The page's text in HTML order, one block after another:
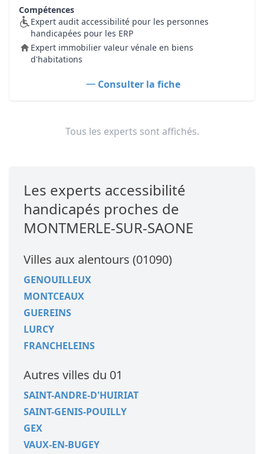
Compétences
Expert audit accessibilité pour les personnes
handicapées pour les ERP
Expert immobilier valeur vénale en biens
d'habitations
Consulter la fiche
Tous les experts sont affichés.
Les experts accessibilité
handicapés proches de
MONTMERLE-SUR-SAONE
Villes aux alentours (01090)
GENOUILLEUX
MONTCEAUX
GUEREINS
LURCY
FRANCHELEINS
Autres villes du 01
SAINT-ANDRE-D'HUIRIAT
SAINT-GENIS-POUILLY
GEX
VAUX-EN-BUGEY